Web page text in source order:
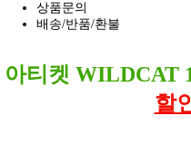
상품문의
배송/반품/환불
아티켓 WILDCAT
할